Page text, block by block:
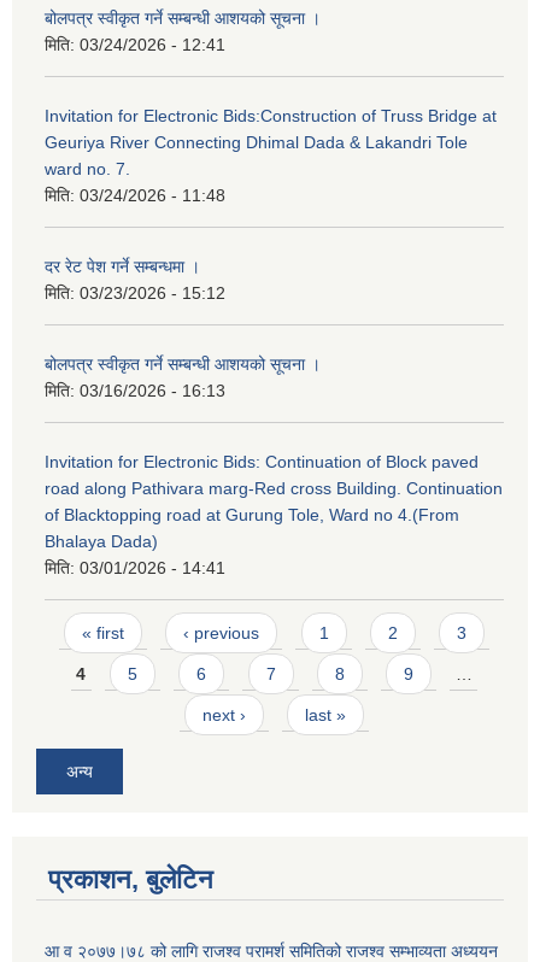
बोलपत्र स्वीकृत गर्ने सम्बन्धी आशयको सूचना ।
मिति: 03/24/2026 - 12:41
Invitation for Electronic Bids:Construction of Truss Bridge at
Geuriya River Connecting Dhimal Dada & Lakandri Tole
ward no. 7.
मिति: 03/24/2026 - 11:48
दर रेट पेश गर्ने सम्बन्धमा ।
मिति: 03/23/2026 - 15:12
बोलपत्र स्वीकृत गर्ने सम्बन्धी आशयको सूचना ।
मिति: 03/16/2026 - 16:13
Invitation for Electronic Bids: Continuation of Block paved
road along Pathivara marg-Red cross Building. Continuation
of Blacktopping road at Gurung Tole, Ward no 4.(From
Bhalaya Dada)
मिति: 03/01/2026 - 14:41
Pages
« first ‹ previous 1 2 3
4 5 6 7 8 9 …
next › last »
अन्य
प्रकाशन, बुलेटिन
आ व २०७७।७८ को लागि राजश्व परामर्श समितिको राजश्व सम्भाव्यता अध्ययन